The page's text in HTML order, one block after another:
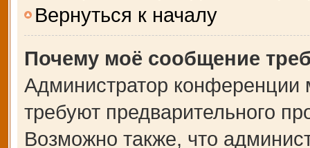
Вернуться к началу
Почему моё сообщение
Администратор
требуют предварительного
Возможно также, что